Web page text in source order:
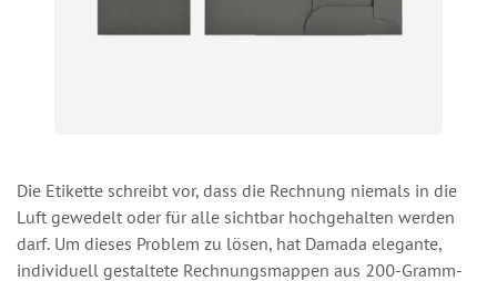
Die Etikette schreibt vor, dass die Rechnung niemals in die
Luft gewedelt oder für alle sichtbar hochgehalten werden
darf. Um dieses Problem zu lösen, hat Damada elegante,
individuell gestaltete Rechnungsmappen aus 200-Gramm-